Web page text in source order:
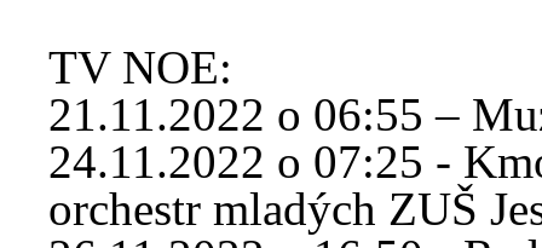
TV NOE:
21.11.2022 o 06:55 –
24.11.2022 o 07:25 -
orchestr mladých ZUŠ